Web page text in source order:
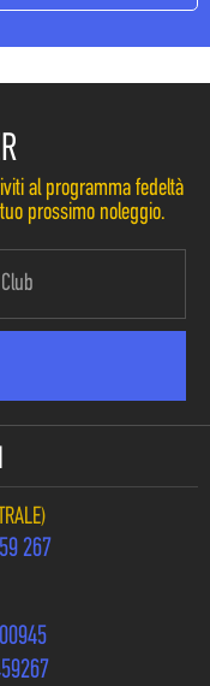
al programma fedeltà
prossimo noleggio.
267